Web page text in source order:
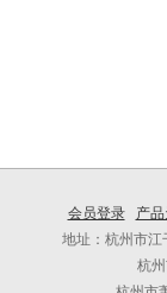
会员登录
产
地址：杭州市江
杭